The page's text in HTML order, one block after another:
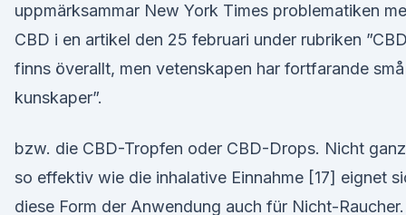
uppmärksammar New York Times problematiken
CBD i en artikel den 25 februari under rubriken ”CBD
finns överallt, men vetenskapen har fortfarande små
kunskaper”.
bzw. die CBD-Tropfen oder CBD-Drops. Nicht ganz
so effektiv wie die inhalative Einnahme [17] eignet
diese Form der Anwendung auch für Nicht-Raucher.